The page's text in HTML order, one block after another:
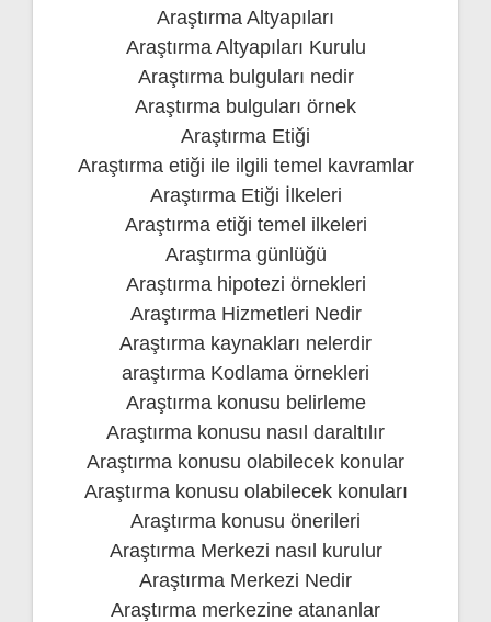
Araştırma Altyapıları
Araştırma Altyapıları Kurulu
Araştırma bulguları nedir
Araştırma bulguları örnek
Araştırma Etiği
Araştırma etiği ile ilgili temel kavramlar
Araştırma Etiği İlkeleri
Araştırma etiği temel ilkeleri
Araştırma günlüğü
Araştırma hipotezi örnekleri
Araştırma Hizmetleri Nedir
Araştırma kaynakları nelerdir
araştırma Kodlama örnekleri
Araştırma konusu belirleme
Araştırma konusu nasıl daraltılır
Araştırma konusu olabilecek konular
Araştırma konusu olabilecek konuları
Araştırma konusu önerileri
Araştırma Merkezi nasıl kurulur
Araştırma Merkezi Nedir
Araştırma merkezine atananlar